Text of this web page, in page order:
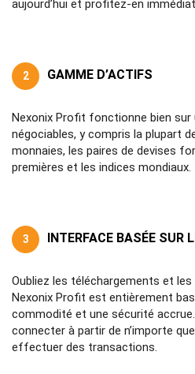
aujourd’hui et profitez-en
2 GAMME D’ACTIFS
Nexonix Profit fonctionne bien sur
négociables, y compris la plupart
monnaies, les paires de devises
premières et les indices mondiaux.
3 INTERFACE BASÉE SUR
Oubliez les téléchargements et
Nexonix Profit est entièrement
commodité et une sécurité
connecter à partir de n’importe
effectuer des transactions.